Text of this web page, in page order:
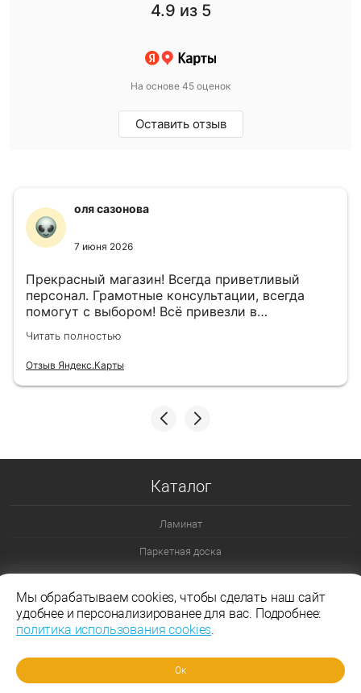
4.9 из 5
На основе 45 оценок
Оставить отзыв
оля сазонова
7 июня 2026
Прекрасный магазин! Всегда приветливый
персонал. Грамотные консультации, всегда
помогут с выбором! Всё привезли в
назначенный день!
Читать полностью
Отзыв Яндекс.Карты
Каталог
Ламинат
Паркетная доска
Ламинат 33 класс
Ламинат Эггер
Ламинат Таркетт
Мы обрабатываем cookies, чтобы сделать наш сайт
удобнее и персонализированее для вас. Подробнее:
политика использования cookies.
Ок